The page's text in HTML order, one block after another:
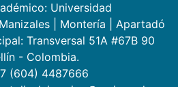
Universidad
Manizales Montería
Apartadó
Transversal 51A #67B 90
- Colombia.
(604) 4487666